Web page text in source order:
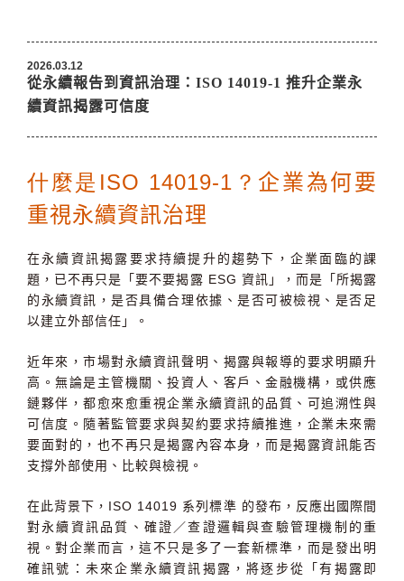
2026.03.12
從永續報告到資訊治理：ISO 14019-1 推升企業永
續資訊揭露可信度
什麼是ISO 14019-1？ 企業為何要
重視永續資訊治理
在永續資訊揭露要求持續提升的趨勢下，企業面臨的課
題，已不再只是「要不要揭露 ESG 資訊」，而是「所揭露
的永續資訊，是否具備合理依據、是否可被檢視、是否足
以建立外部信任」。
近年來，市場對永續資訊聲明、揭露與報導的要求明顯升
高。無論是主管機關、投資人、客戶、金融機構，或供應
鏈夥伴，都愈來愈重視企業永續資訊的品質、可追溯性與
可信度。隨著監管要求與契約要求持續推進，企業未來需
要面對的，也不再只是揭露內容本身，而是揭露資訊能否
支撐外部使用、比較與檢視。
在此背景下， ISO 14019 系列標準 的發布，反應出國際間
對永續資訊品質、確證／查證邏輯與查驗管理機制的重
視。對企業而言，這不只是多了一套新標準，而是發出明
確訊號：未來企業永續資訊揭露，將逐步從「有揭露即